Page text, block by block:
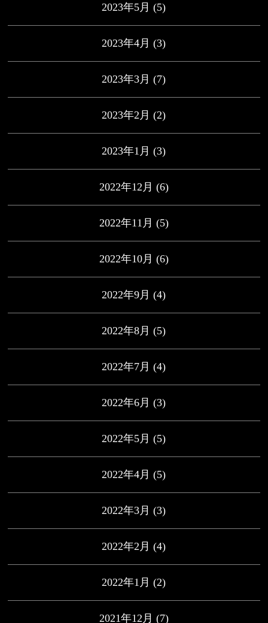
2023年5月 (5)
2023年4月 (3)
2023年3月 (7)
2023年2月 (2)
2023年1月 (3)
2022年12月 (6)
2022年11月 (5)
2022年10月 (6)
2022年9月 (4)
2022年8月 (5)
2022年7月 (4)
2022年6月 (3)
2022年5月 (5)
2022年4月 (5)
2022年3月 (3)
2022年2月 (4)
2022年1月 (2)
2021年12月 (7)